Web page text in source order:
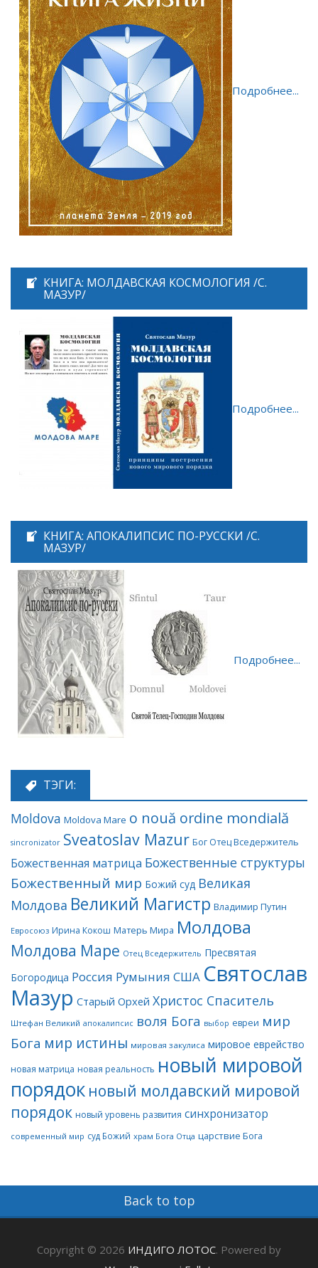
Подробнее...
КНИГА: МОЛДАВСКАЯ КОСМОЛОГИЯ /С.
МАЗУР/
Подробнее...
КНИГА: АПОКАЛИПСИС ПО-РУССКИ /С.
МАЗУР/
Подробнее...
ТЭГИ:
Moldova Moldova Mare o nouă ordine mondială
sincronizator Sveatoslav Mazur Бог Отец Вседержитель
Божественная матрица Божественные структуры
Божественный мир Божий суд Великая
Молдова Великий Магистр Владимир Путин
Евросоюз Ирина Кокош Матерь Мира Молдова
Молдова Маре Отец Вседержитель Пресвятая
Богородица Россия Румыния США Святослав
Мазур Старый Орхей Христос Спаситель
Штефан Великий апокалипсис воля Бога выбор евреи мир
Бога мир истины мировая закулиса мировое еврейство
новая матрица новая реальность новый мировой
порядок новый молдавский мировой
порядок новый уровень развития синхронизатор
современный мир суд Божий храм Бога Отца царствие Бога
Back to top
Copyright © 2026 ИНДИГО ЛОТОС. Powered by